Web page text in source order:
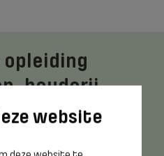
-houderij